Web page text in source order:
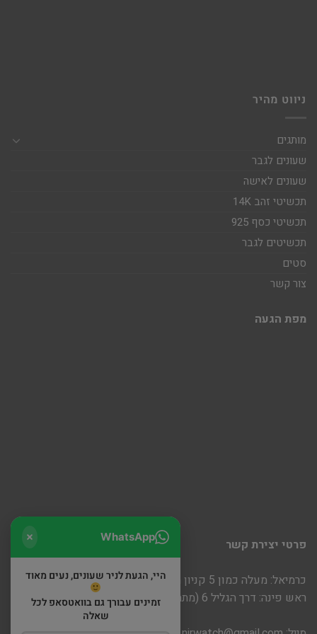
ניווט מהיר
מותגים
שעונים לגבר
שעונים לאישה
תכשיטי זהב 14K
תכשיטי כסף 925
תכשיטים לגבר
סטים
צור קשר
מפת הגעה
פרטי יצירת קשר
כרמיאל: מעלה כמון 5 קניון חוצות
ראש פינה: דרך הגליל 6 (מתחם שופינה)
WhatsApp
היי, הגעת לניר שעונים, נעים מאוד
זמינים עבורך גם בוואטסאפ לכל
שאלה